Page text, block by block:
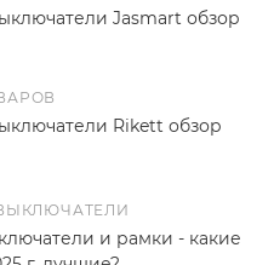
Jasmart обзор
Rikett обзор
и рамки - какие